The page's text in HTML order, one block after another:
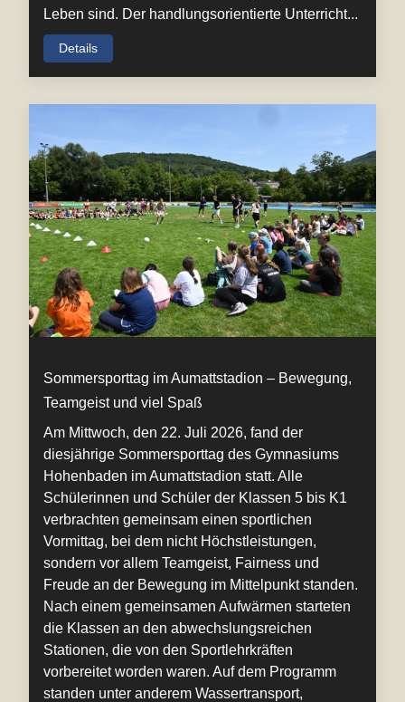
Leben sind. Der handlungsorientierte Unterricht...
Details
Sommersporttag im Aumattstadion – Bewegung,
Teamgeist und viel Spaß
Am Mittwoch, den 22. Juli 2026, fand der
diesjährige Sommersporttag des Gymnasiums
Hohenbaden im Aumattstadion statt. Alle
Schülerinnen und Schüler der Klassen 5 bis K1
verbrachten gemeinsam einen sportlichen
Vormittag, bei dem nicht Höchstleistungen,
sondern vor allem Teamgeist, Fairness und
Freude an der Bewegung im Mittelpunkt standen.
Nach einem gemeinsamen Aufwärmen starteten
die Klassen an den abwechslungsreichen
Stationen, die von den Sportlehrkräften
vorbereitet worden waren. Auf dem Programm
standen unter anderem Wassertransport,